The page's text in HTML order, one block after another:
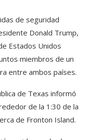
de seguridad
Donald Trump,
Estados Unidos
miembros de un
entre ambos países.
de Texas informó
de la 1:30 de la
de Fronton Island.